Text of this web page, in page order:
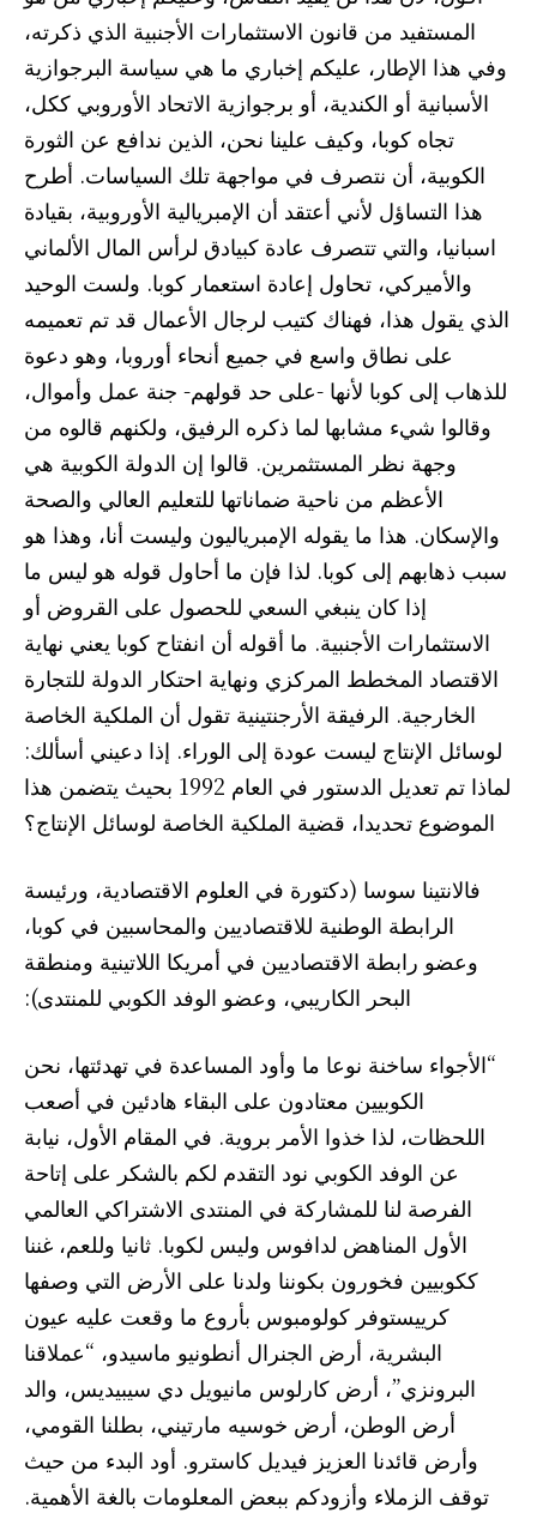
المستفيد من قانون الاستثمارات الأجنبية الذي ذكرته،
وفي هذا الإطار، عليكم إخباري ما هي سياسة البرجوازية
الأسبانية أو الكندية، أو برجوازية الاتحاد الأوروبي ككل،
تجاه كوبا، وكيف علينا نحن، الذين ندافع عن الثورة
الكوبية، أن نتصرف في مواجهة تلك السياسات. أطرح
هذا التساؤل لأني أعتقد أن الإمبريالية الأوروبية، بقيادة
اسبانيا، والتي تتصرف عادة كبيادق لرأس المال الألماني
والأميركي، تحاول إعادة استعمار كوبا. ولست الوحيد
الذي يقول هذا، فهناك كتيب لرجال الأعمال قد تم تعميمه
على نطاق واسع في جميع أنحاء أوروبا، وهو دعوة
للذهاب إلى كوبا لأنها -على حد قولهم- جنة عمل وأموال،
وقالوا شيء مشابها لما ذكره الرفيق، ولكنهم قالوه من
وجهة نظر المستثمرين. قالوا إن الدولة الكوبية هي
الأعظم من ناحية ضماناتها للتعليم العالي والصحة
والإسكان. هذا ما يقوله الإمبرياليون وليست أنا، وهذا هو
سبب ذهابهم إلى كوبا. لذا فإن ما أحاول قوله هو ليس ما
إذا كان ينبغي السعي للحصول على القروض أو
الاستثمارات الأجنبية. ما أقوله أن انفتاح كوبا يعني نهاية
الاقتصاد المخطط المركزي ونهاية احتكار الدولة للتجارة
الخارجية. الرفيقة الأرجنتينية تقول أن الملكية الخاصة
لوسائل الإنتاج ليست عودة إلى الوراء. إذا دعيني أسألك:
لماذا تم تعديل الدستور في العام 1992 بحيث يتضمن هذا
الموضوع تحديدا، قضية الملكية الخاصة لوسائل الإنتاج؟
فالانتينا سوسا (دكتورة في العلوم الاقتصادية، ورئيسة
الرابطة الوطنية للاقتصاديين والمحاسبين في كوبا،
وعضو رابطة الاقتصاديين في أمريكا اللاتينية ومنطقة
البحر الكاريبي، وعضو الوفد الكوبي للمنتدى):
“الأجواء ساخنة نوعا ما وأود المساعدة في تهدئتها، نحن
الكوبيين معتادون على البقاء هادئين في أصعب
اللحظات، لذا خذوا الأمر بروية. في المقام الأول، نيابة
عن الوفد الكوبي نود التقدم لكم بالشكر على إتاحة
الفرصة لنا للمشاركة في المنتدى الاشتراكي العالمي
الأول المناهض لدافوس وليس لكوبا. ثانيا وللعم، غننا
ككوبيين فخورون بكوننا ولدنا على الأرض التي وصفها
كرييستوفر كولومبوس بأروع ما وقعت عليه عيون
البشرية، أرض الجنرال أنطونيو ماسيدو، “عملاقنا
البرونزي”، أرض كارلوس مانيويل دي سيبيديس، والد
أرض الوطن، أرض خوسيه مارتيني، بطلنا القومي،
وأرض قائدنا العزيز فيديل كاسترو. أود البدء من حيث
توقف الزملاء وأزودكم ببعض المعلومات بالغة الأهمية.